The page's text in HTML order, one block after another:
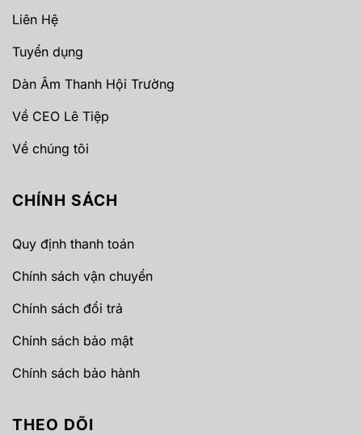
Liên Hệ
Tuyển dụng
Dàn Âm Thanh Hội Trường
Về CEO Lê Tiệp
Về chúng tôi
CHÍNH SÁCH
Quy định thanh toán
Chính sách vận chuyển
Chính sách đổi trả
Chính sách bảo mật
Chính sách bảo hành
THEO DÕI